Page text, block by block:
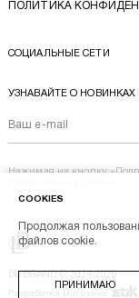
Перейти на главную
BL BRAND © 2014-2026
Разработка магазина
Stik
ПОЛИТИКА
СОЦИАЛЬНЫЕ СЕТИ
УЗНАВАЙТЕ О
Нажимая на кнопку
COOKIES
Продолжая
файлов cookie.
ПРИНИМАЮ